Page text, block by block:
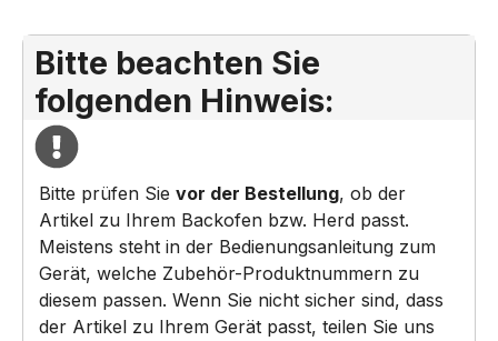
Bitte beachten Sie
folgenden Hinweis:
Bitte prüfen Sie vor der Bestellung, ob der
Artikel zu Ihrem Backofen bzw. Herd passt.
Meistens steht in der Bedienungsanleitung zum
Gerät, welche Zubehör-Produktnummern zu
diesem passen. Wenn Sie nicht sicher sind, dass
der Artikel zu Ihrem Gerät passt, teilen Sie uns